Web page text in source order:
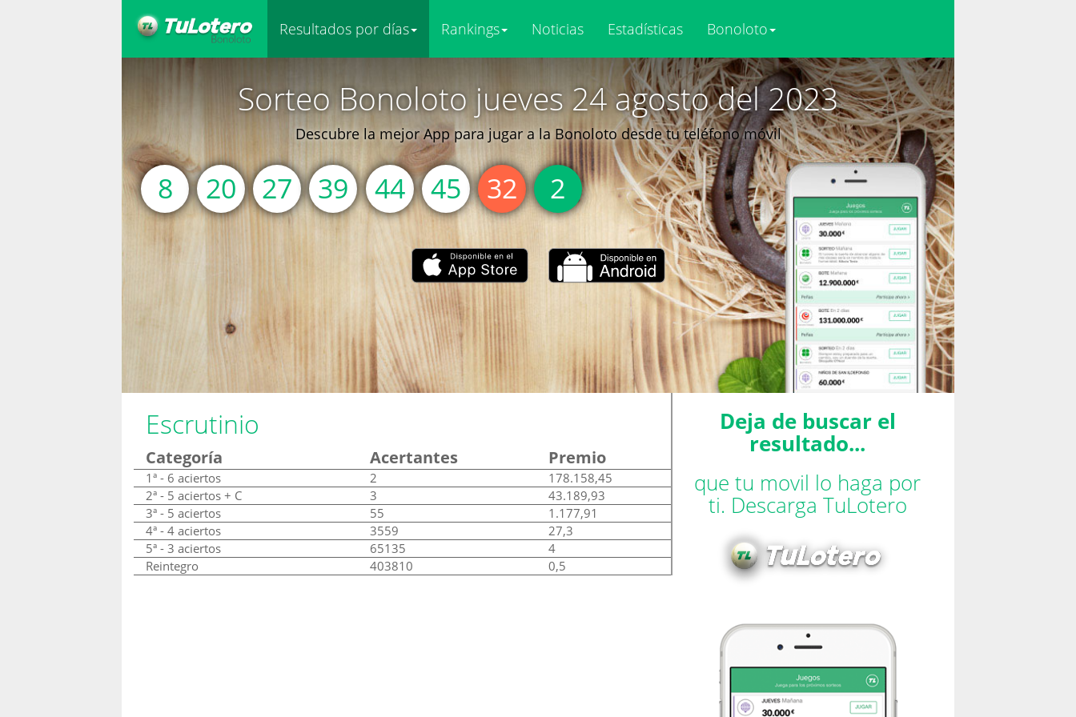
Resultados por días Rankings Noticias Estadísticas Bonoloto
Sorteo Bonoloto jueves 24 agosto del 2023
Descubre la mejor App para jugar a la Bonoloto desde tu teléfono móvil
8 20 27 39 44 45 32 2
Escrutinio
Categoría Acertantes Premio
1ª - 6 aciertos 2
178.158,45
2ª - 5 aciertos + C
3
43.189,93
3ª - 5 aciertos
55
1.177,91
4ª - 4 aciertos
3559
27,3
5ª - 3 aciertos
65135
4
Reintegro
403810 0,5
Deja de buscar el
resultado...
que tu movil lo haga por
ti. Descarga TuLotero